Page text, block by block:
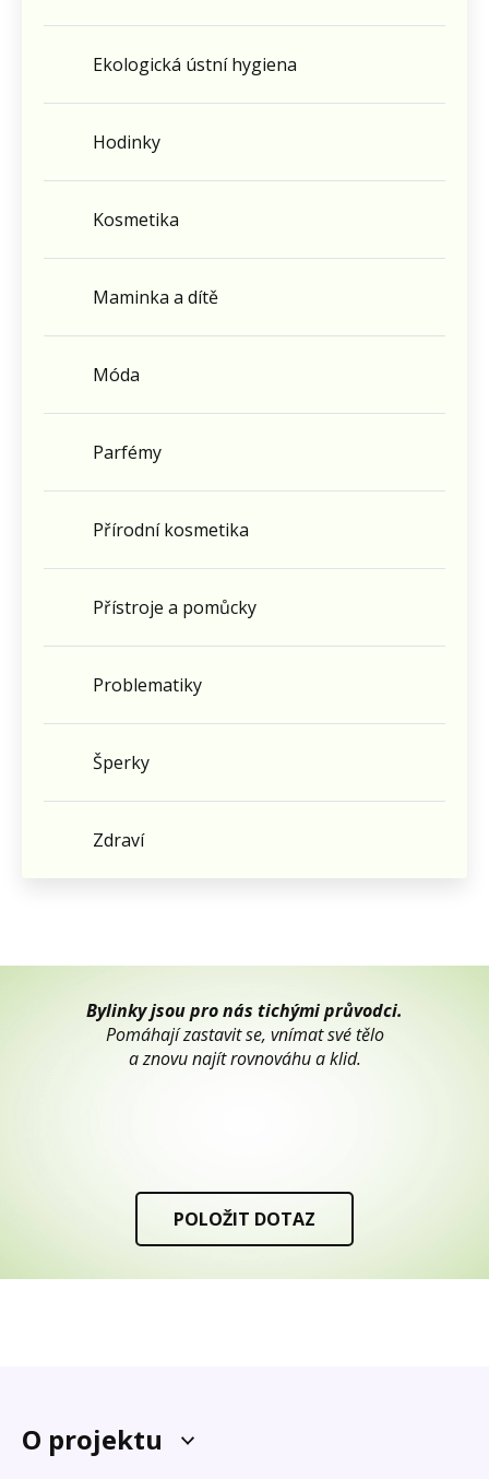
Ekologická ústní hygiena
Hodinky
Kosmetika
Maminka a dítě
Móda
Parfémy
Přírodní kosmetika
Přístroje a pomůcky
Problematiky
Šperky
Zdraví
Bylinky jsou pro nás tichými průvodci.
Pomáhají zastavit se, vnímat své tělo
a znovu najít rovnováhu a klid.
POLOŽIT DOTAZ
O projektu